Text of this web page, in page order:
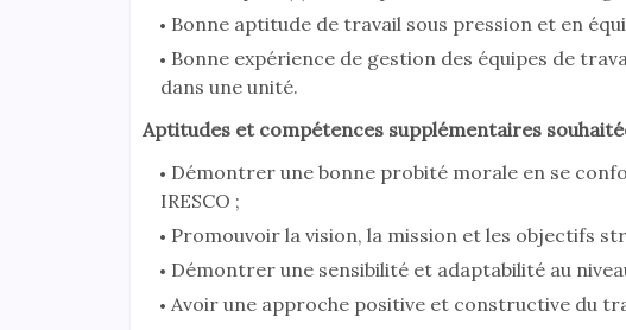
Bonne aptitude de travail sous pression et en
Bonne expérience de gestion des équipes de
dans une unité.
Aptitudes et compétences supplémentaires
Démontrer une bonne probité morale en se
IRESCO ;
Promouvoir la vision, la mission et les objectifs
Démontrer une sensibilité et adaptabilité au
Avoir une approche positive et constructive du